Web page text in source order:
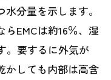
分量を示します。
EMCは約16％、湿
。要するに外気が
かしても内部は高含